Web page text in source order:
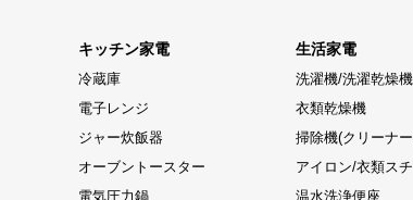
キッチン家電
冷蔵庫
電子レンジ
ジャー炊飯器
オーブントースター
電気圧力鍋
生活家電
洗濯機/洗濯乾燥機
衣類乾燥機
掃除機(クリーナ
アイロン/衣類ス
温水洗浄便座